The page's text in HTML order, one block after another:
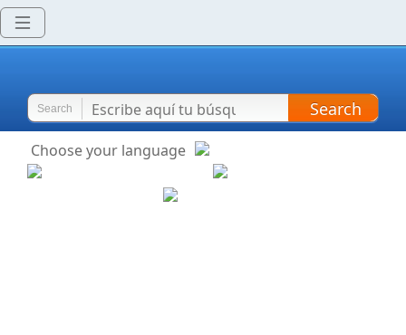
Search Search
Choose your language